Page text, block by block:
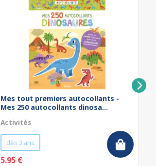
Mes tout premiers autocollants -
Mes 250 autocollants dinosa...
Activités
dès 3 ans
5.95 €